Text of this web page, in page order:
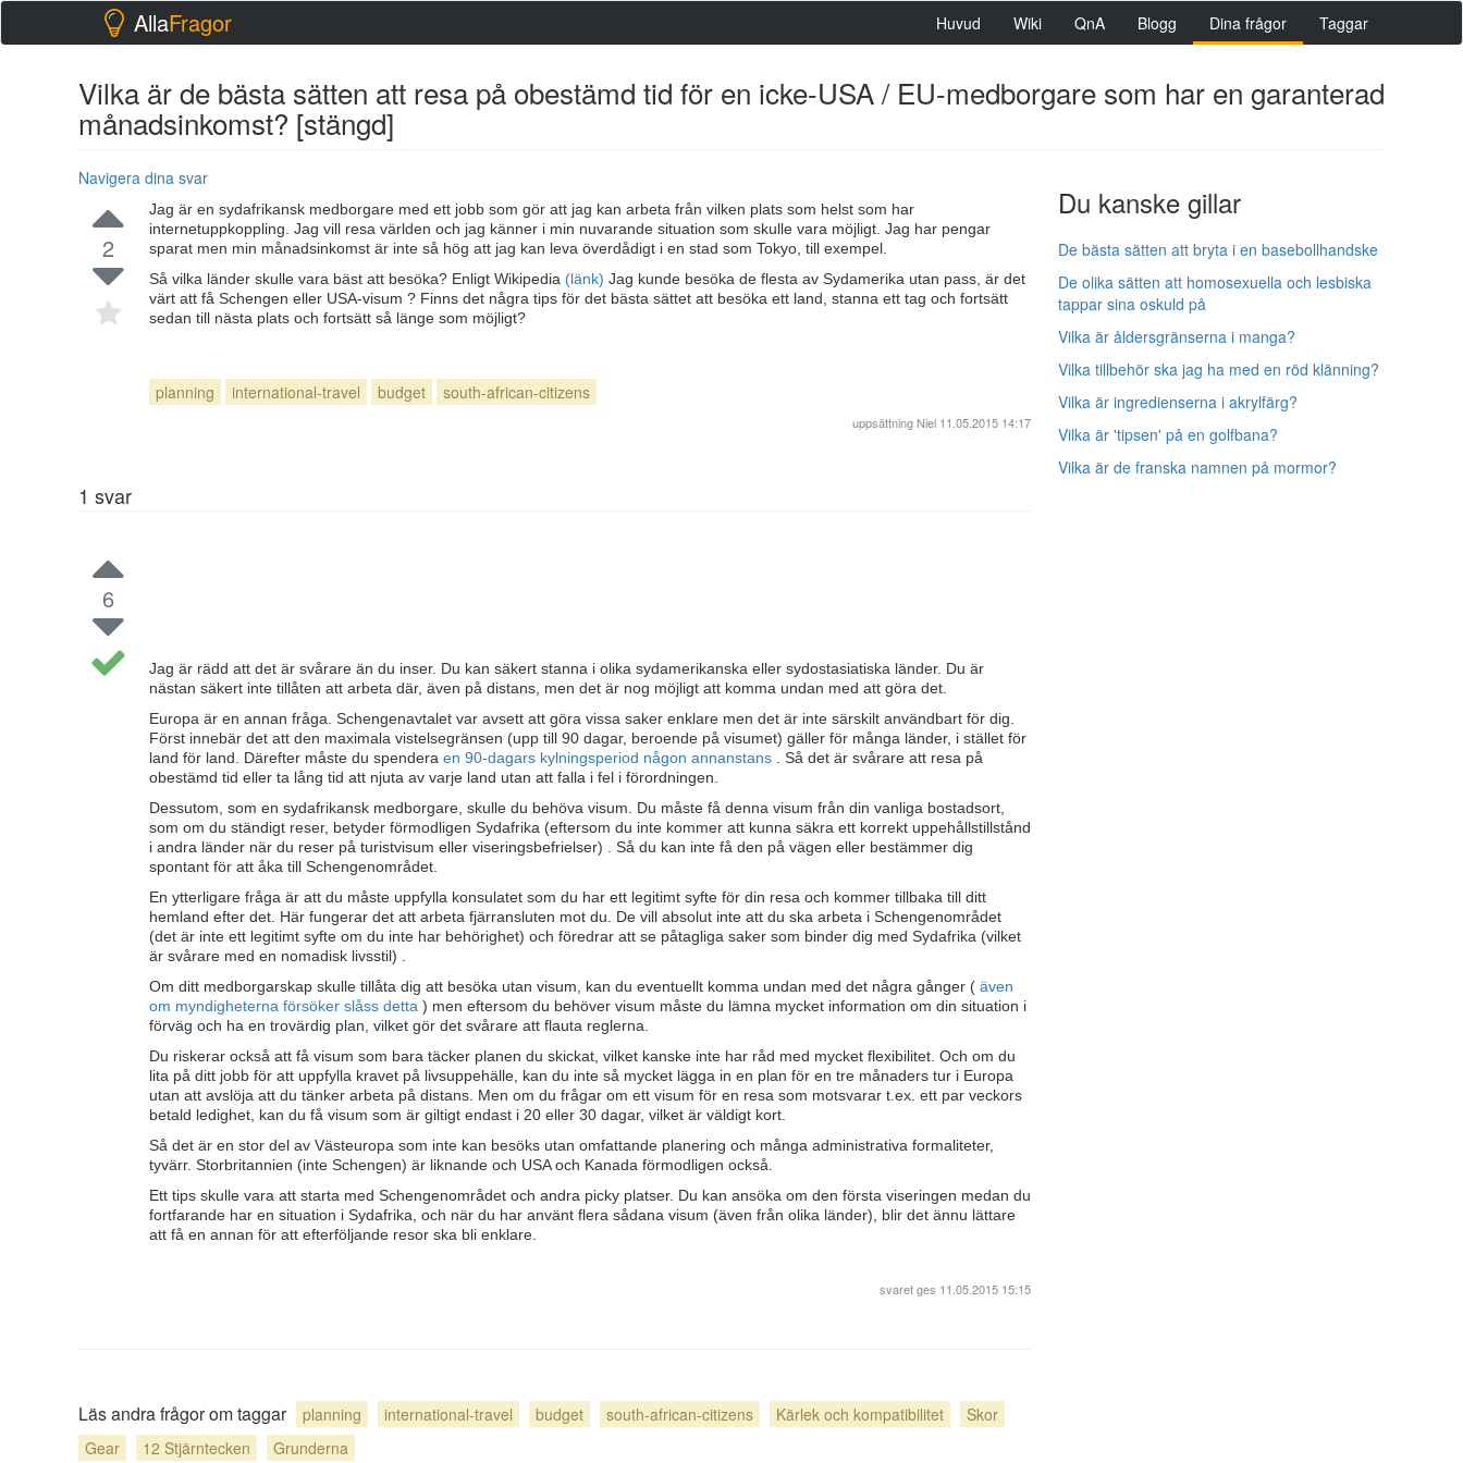
AllaFragor Huvud Wiki QnA Blogg Dina frågor Taggar
Vilka är de bästa sätten att resa på obestämd tid för en icke-USA / EU-medborgare som har en garanterad
månadsinkomst? [stängd]
Navigera dina svar
Du kanske gillar
De bästa sätten att bryta i en basebollhandske
De olika sätten att homosexuella och lesbiska
tappar sina oskuld på
Vilka är åldersgränserna i manga?
Vilka tillbehör ska jag ha med en röd klänning?
Vilka är ingredienserna i akrylfärg?
Vilka är 'tipsen' på en golfbana?
Vilka är de franska namnen på mormor?
2
Jag är en sydafrikansk medborgare med ett jobb som gör att jag kan arbeta från vilken plats som helst som har
internetuppkoppling. Jag vill resa världen och jag känner i min nuvarande situation som skulle vara möjligt. Jag har pengar
sparat men min månadsinkomst är inte så hög att jag kan leva överdådigt i en stad som Tokyo, till exempel.
Så vilka länder skulle vara bäst att besöka? Enligt Wikipedia (länk) Jag kunde besöka de flesta av Sydamerika utan pass, är det
värt att få Schengen eller USA-visum ? Finns det några tips för det bästa sättet att besöka ett land, stanna ett tag och fortsätt
sedan till nästa plats och fortsätt så länge som möjligt?
planning international-travel budget south-african-citizens
uppsättning Niel 11.05.2015 14:17
1 svar
6
Jag är rädd att det är svårare än du inser. Du kan säkert stanna i olika sydamerikanska eller sydostasiatiska länder. Du är
nästan säkert inte tillåten att arbeta där, även på distans, men det är nog möjligt att komma undan med att göra det.
Europa är en annan fråga. Schengenavtalet var avsett att göra vissa saker enklare men det är inte särskilt användbart för dig.
Först innebär det att den maximala vistelsegränsen (upp till 90 dagar, beroende på visumet) gäller för många länder, i stället för
land för land. Därefter måste du spendera en 90-dagars kylningsperiod någon annanstans
. Så det är svårare att resa på
obestämd tid eller ta lång tid att njuta av varje land utan att falla i fel i förordningen.
Dessutom, som en sydafrikansk medborgare, skulle du behöva visum. Du måste få denna visum från din vanliga bostadsort,
som om du ständigt reser, betyder förmodligen Sydafrika (eftersom du inte kommer att kunna säkra ett korrekt uppehållstillstånd
i andra länder när du reser på turistvisum eller viseringsbefrielser) . Så du kan inte få den på vägen eller bestämmer dig
spontant för att åka till Schengenområdet.
En ytterligare fråga är att du måste uppfylla konsulatet som du har ett legitimt syfte för din resa och kommer tillbaka till ditt
hemland efter det. Här fungerar det att arbeta fjärransluten mot du. De vill absolut inte att du ska arbeta i Schengenområdet
(det är inte ett legitimt syfte om du inte har behörighet) och föredrar att se påtagliga saker som binder dig med Sydafrika (vilket
är svårare med en nomadisk livsstil) .
Om ditt medborgarskap skulle tillåta dig att besöka utan visum, kan du eventuellt komma undan med det några gånger ( även
om myndigheterna försöker slåss detta ) men eftersom du behöver visum måste du lämna mycket information om din situation i
förväg och ha en trovärdig plan, vilket gör det svårare att flauta reglerna.
Du riskerar också att få visum som bara täcker planen du skickat, vilket kanske inte har råd med mycket flexibilitet. Och om du
lita på ditt jobb för att uppfylla kravet på livsuppehälle, kan du inte så mycket lägga in en plan för en tre månaders tur i Europa
utan att avslöja att du tänker arbeta på distans. Men om du frågar om ett visum för en resa som motsvarar t.ex. ett par veckors
betald ledighet, kan du få visum som är giltigt endast i 20 eller 30 dagar, vilket är väldigt kort.
Så det är en stor del av Västeuropa som inte kan besöks utan omfattande planering och många administrativa formaliteter,
tyvärr. Storbritannien (inte Schengen) är liknande och USA och Kanada förmodligen också.
Ett tips skulle vara att starta med Schengenområdet och andra picky platser. Du kan ansöka om den första viseringen medan du
fortfarande har en situation i Sydafrika, och när du har använt flera sådana visum (även från olika länder), blir det ännu lättare
att få en annan för att efterföljande resor ska bli enklare.
svaret ges 11.05.2015 15:15
Läs andra frågor om taggar planning international-travel budget south-african-citizens Kärlek och kompatibilitet
Skor
Gear
12 Stjärntecken Grunderna